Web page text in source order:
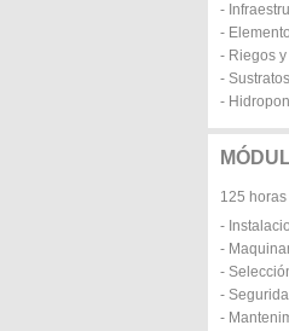
-
-
- Riegos
-
-
125 horas
-
-
-
-
-